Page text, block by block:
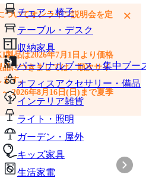
チェア・椅子
テーブル・デスク
収納家具
パーソナルブース・集中ブー
オフィスアクセサリー・備品
インテリア雑貨
ライト・照明
ガーデン・屋外
キッズ家具
生活家電
付けて、カートに追加できます
いてオンライン説明会を定
品は2026年7月1日より価格
につきましては、順次サイ
ます。
2026年8月16日(日)まで夏季
×